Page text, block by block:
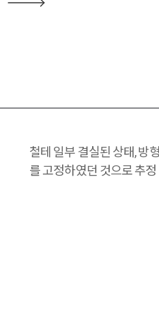
철테 일부 결실된 상태, 방
를 고정하였던 것으로 추정